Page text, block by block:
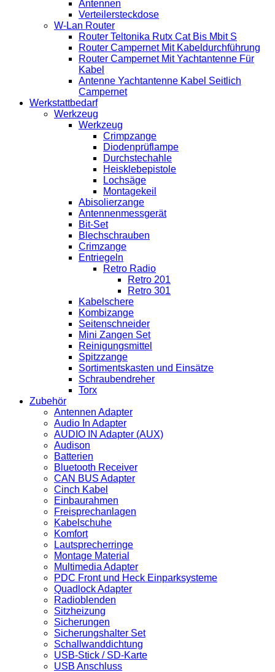
Antennen
Verteilersteckdose
W-Lan Router
Router Teltonika Rutx Cat Bis Mbit S
Router Campernet Mit Kabeldurchführung
Router Campernet Mit Yachtantenne Für
Kabel
Antenne Yachtantenne Kabel Seitlich
Campernet
Werkstattbedarf
Werkzeug
Werkzeug
Crimpzange
Diodenprüflampe
Durchstechahle
Heisklebepistole
Lochsäge
Montagekeil
Abisolierzange
Antennenmessgerät
Bit-Set
Blechschrauben
Crimzange
Entriegeln
Retro Radio
Retro 201
Retro 301
Kabelschere
Kombizange
Seitenschneider
Mini Zangen Set
Reinigungsmittel
Spitzzange
Sortimentskasten und Einsätze
Schraubendreher
Torx
Zubehör
Antennen Adapter
Audio In Adapter
AUDIO IN Adapter (AUX)
Audison
Batterien
Bluetooth Receiver
CAN BUS Adapter
Cinch Kabel
Einbaurahmen
Freisprechanlagen
Kabelschuhe
Komfort
Lautsprecherringe
Montage Material
Multimedia Adapter
PDC Front und Heck Einparksysteme
Quadlock Adapter
Radioblenden
Sitzheizung
Sicherungen
Sicherungshalter Set
Schallwanddichtung
USB-Stick / SD-Karte
USB Anschluss